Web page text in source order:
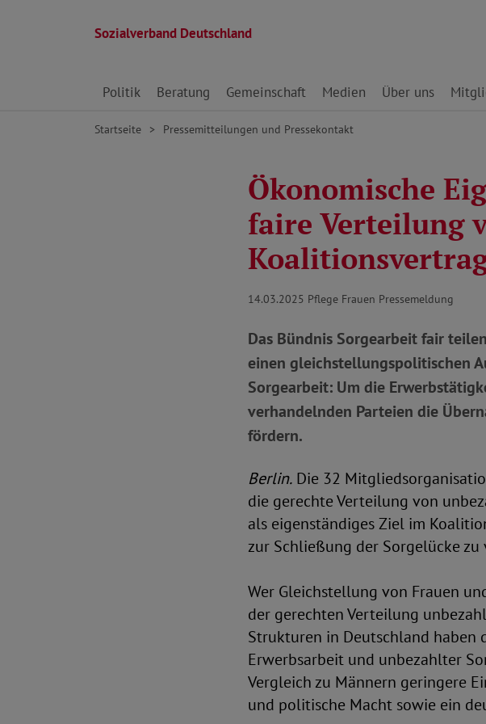
Sozialverband Deutschland
Direkt zu den Inhalten springen
Politik Beratung Gemeinschaft Medien Über uns
Startseite Pressemitteilungen und Pressekontakt
Ökonomische
faire Verteilung
14.03.2025 Pflege Frauen Pressemeldung
Das Bündnis Sorgearbeit fair
einen gleichstellungspolitischen
Sorgearbeit: Um die
verhandelnden Parteien die
fördern.
Berlin. Die 32
die gerechte Verteilung von
als eigenständiges Ziel im
zur Schließung der Sorgelücke zu
Wer Gleichstellung von Frauen
der gerechten Verteilung
Strukturen in Deutschland
Erwerbsarbeit und unbezahlter
Vergleich zu Männern geringere
und politische Macht sowie ein